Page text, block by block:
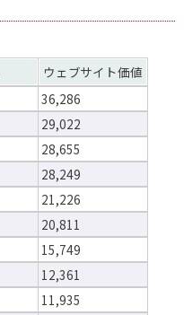
ウェブサイト価値
36,286
29,022
28,655
28,249
21,226
20,811
15,749
12,361
11,935